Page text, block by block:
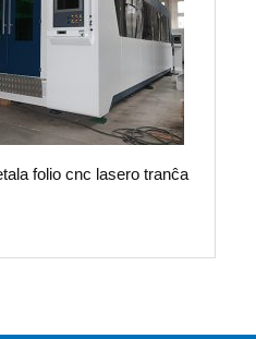
folio cnc lasero tranĉa